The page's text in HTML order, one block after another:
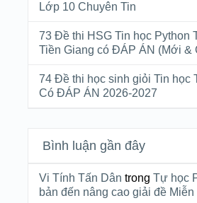
Lớp 10 Chuyên Tin
73 Đề thi HSG Tin học Python
Tiền Giang có ĐÁP ÁN (Mới &
74 Đề thi học sinh giỏi Tin học
Có ĐÁP ÁN 2026-2027
Bình luận gần đây
Vi Tính Tấn Dân trong Tự học
bản đến nâng cao giải đề